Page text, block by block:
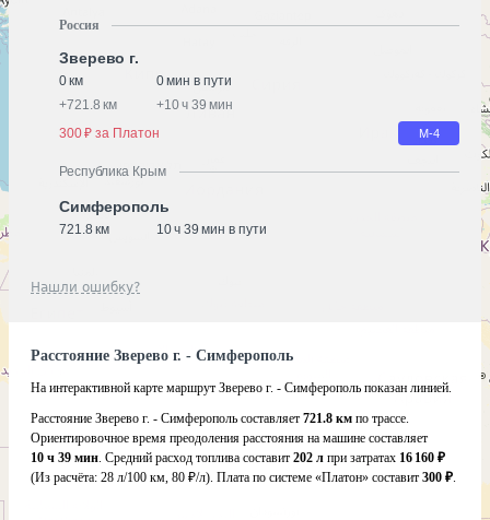
Россия
Зверево г.
0 км
0 мин в пути
+721.8 км +10 ч 39 мин
300 ₽ за Платон
М-4
Республика Крым
Симферополь
721.8 км 10 ч 39 мин в пути
Нашли ошибку?
Расстояние Зверево г. - Симферополь
На интерактивной карте маршрут Зверево г. - Симферополь показан линией.
Расстояние Зверево г. - Симферополь составляет 721.8 км по трассе.
Ориентировочное время преодоления расстояния на машине составляет
10 ч 39 мин. Средний расход топлива составит 202 л при затратах 16 160 ₽
(Из расчёта: 28 л/100 км, 80 ₽/л). Плата по системе «Платон» составит 300 ₽.